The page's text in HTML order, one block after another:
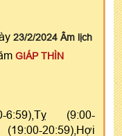
23/2/2024 Âm lịch
GIÁP THÌN
6:59),Tỵ (9:00-
(19:00-20:59),Hợi